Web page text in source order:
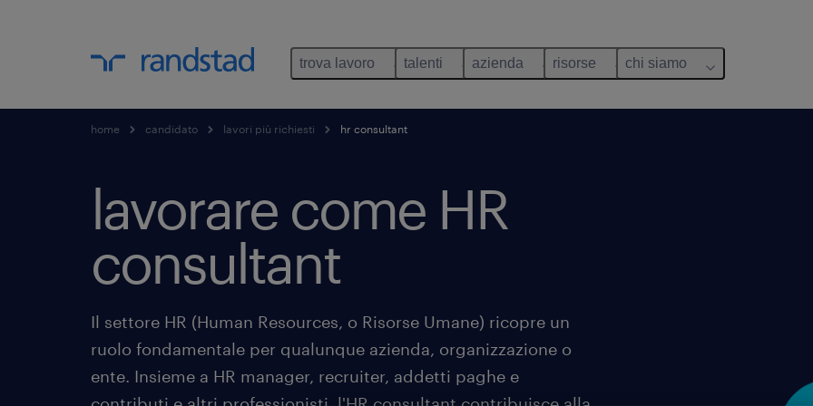
trova lavoro talenti azienda risorse chi siamo
home candidato lavori più richiesti hr consultant
lavorare come HR
consultant
Il settore HR (Human Resources, o Risorse Umane) ricopre un
ruolo fondamentale per qualunque azienda, organizzazione o
ente. Insieme a HR manager, recruiter, addetti paghe e